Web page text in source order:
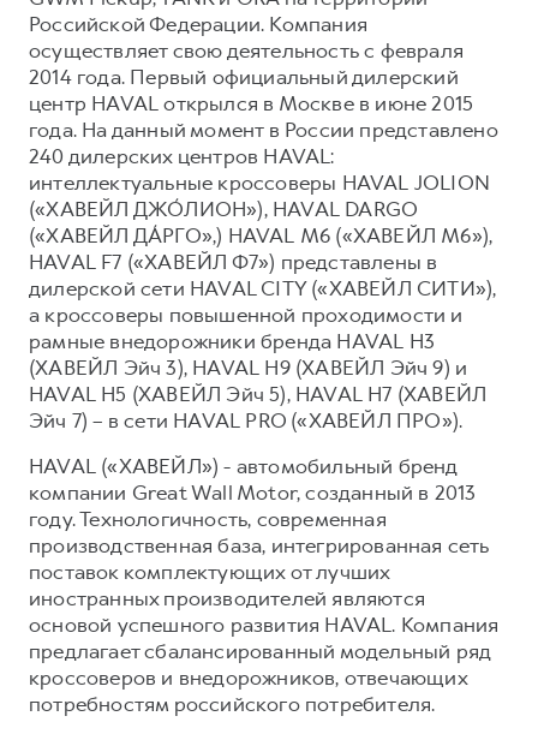
Российской Федерации. Компания
осуществляет свою деятельность с февраля
2014 года. Первый официальный дилерский
центр HAVAL открылся в Москве в июне 2015
года. На данный момент в России представлено
240 дилерских центров HAVAL:
интеллектуальные кроссоверы HAVAL JOLION
(«ХАВЕЙЛ ДЖО́ЛИОН»), HAVAL DARGO
(«ХАВЕЙЛ ДА́РГО»,) HAVAL М6 («ХАВЕЙЛ M6»),
HAVAL F7 («ХАВЕЙЛ Ф7») представлены в
дилерской сети HAVAL CITY («ХАВЕЙЛ СИТИ»),
а кроссоверы повышенной проходимости и
рамные внедорожники бренда HAVAL H3
(ХАВЕЙЛ Эйч 3), HAVAL H9 (ХАВЕЙЛ Эйч 9) и
HAVAL H5 (ХАВЕЙЛ Эйч 5), HAVAL H7 (ХАВЕЙЛ
Эйч 7) – в сети HAVAL PRO («ХАВЕЙЛ ПРО»).
HAVAL («ХАВЕЙЛ») - автомобильный бренд
компании Great Wall Motor, созданный в 2013
году. Технологичность, современная
производственная база, интегрированная сеть
поставок комплектующих от лучших
иностранных производителей являются
основой успешного развития HAVAL. Компания
предлагает сбалансированный модельный ряд
кроссоверов и внедорожников, отвечающих
потребностям российского потребителя.